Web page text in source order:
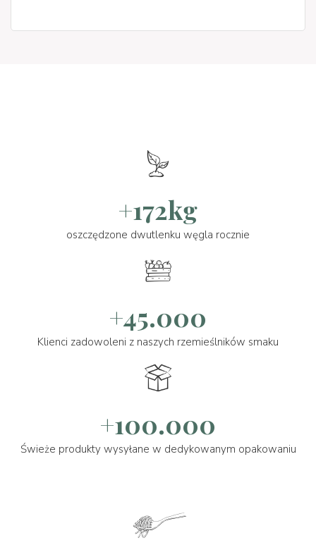
+172kg
oszczędzone dwutlenku węgla rocznie
+45.000
Klienci zadowoleni z naszych rzemieślników smaku
+100.000
Świeże produkty wysyłane w dedykowanym opakowaniu